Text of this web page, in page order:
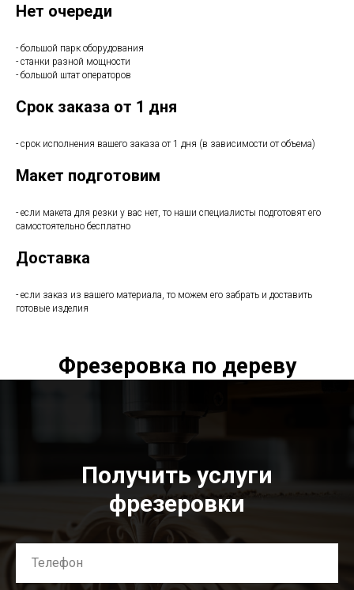
Нет очереди
- большой парк оборудования
- станки разной мощности
- большой штат операторов
Срок заказа от 1 дня
- срок исполнения вашего заказа от 1 дня (в зависимости от объема)
Макет подготовим
- если макета для резки у вас нет, то наши специалисты подготовят его
самостоятельно бесплатно
Доставка
- если заказ из вашего материала, то можем его забрать и доставить
готовые изделия
Фрезеровка по дереву
Получить услуги
фрезеровки